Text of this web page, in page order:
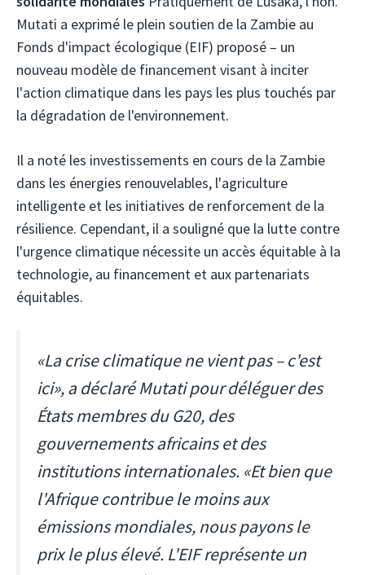
Mutati a exprimé le plein soutien de la Zambie au
Fonds d'impact écologique (EIF) proposé – un
nouveau modèle de financement visant à inciter
l'action climatique dans les pays les plus touchés par
la dégradation de l'environnement.
Il a noté les investissements en cours de la Zambie
dans les énergies renouvelables, l'agriculture
intelligente et les initiatives de renforcement de la
résilience. Cependant, il a souligné que la lutte contre
l'urgence climatique nécessite un accès équitable à la
technologie, au financement et aux partenariats
équitables.
«La crise climatique ne vient pas – c'est
ici», a déclaré Mutati pour déléguer des
États membres du G20, des
gouvernements africains et des
institutions internationales. «Et bien que
l'Afrique contribue le moins aux
émissions mondiales, nous payons le
prix le plus élevé. L'EIF représente un